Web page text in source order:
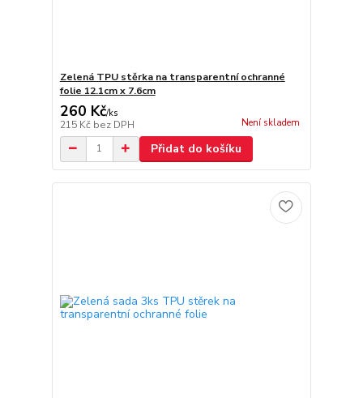
Zelená TPU stěrka na transparentní ochranné
folie 12.1cm x 7.6cm
260 Kč/ks
215 Kč bez DPH Není skladem
Přidat do košíku